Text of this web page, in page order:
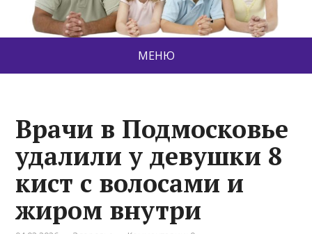
МЕНЮ
Врачи в Подмосковье
удалили у девушки 8
кист с волосами и
жиром внутри